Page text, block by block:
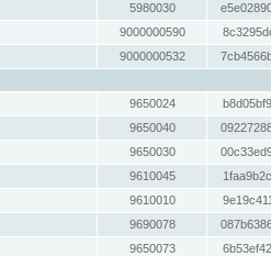
5980030
9000000590
9000000532
9650024
9650040
9650030
9610045
9610010
9690078
9650073